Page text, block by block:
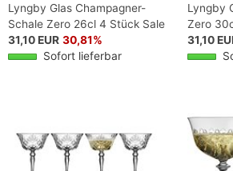
Lyngby Glas Champagner-
Schale Zero 26cl 4 Stück Sale
31,10 EUR 30,81%
Sofort lieferbar
Lyngby
Zero
31,10